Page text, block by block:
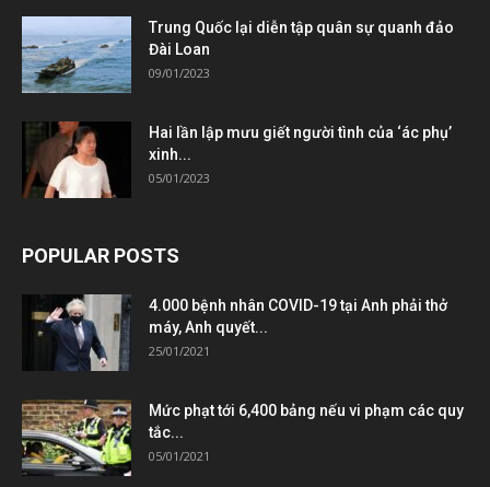
Trung Quốc lại diễn tập quân sự quanh đảo
Đài Loan
09/01/2023
Hai lần lập mưu giết người tình của ‘ác phụ’
xinh...
05/01/2023
POPULAR POSTS
4.000 bệnh nhân COVID-19 tại Anh phải thở
máy, Anh quyết...
25/01/2021
Mức phạt tới 6,400 bảng nếu vi phạm các quy
tắc...
05/01/2021